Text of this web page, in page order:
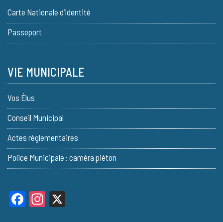
Carte Nationale d’Identité
Passeport
VIE MUNICIPALE
Vos Élus
Conseil Municipal
Actes réglementaires
Police Municipale : caméra piéton
FacebookInstagram